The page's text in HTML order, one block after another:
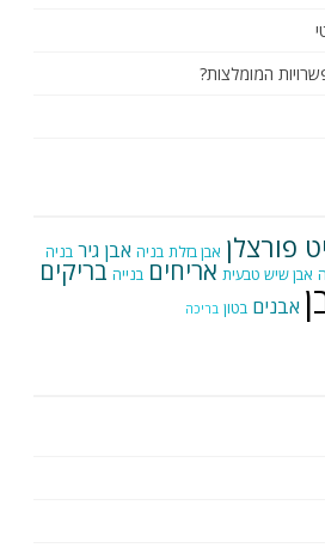
המומלצות?
פורצלן אבן בזלת בניה אבן גיר בניה
אבן שיש טבעית אריחים בנייה בריקים
אבנים בטון בריכה